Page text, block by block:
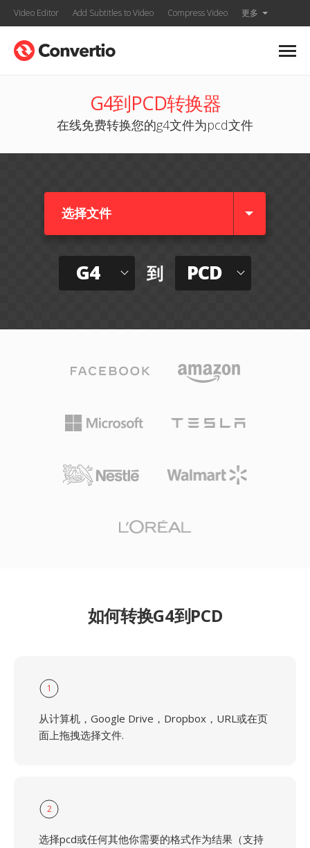
Video Editor Add Subtitles to Video Compress Video 更多
G4到PCD转换器
在线免费转换您的g4文件为pcd文件
选择文件
G4 到 PCD
如何转换G4到PCD
1
从计算机，Google Drive，Dropbox，URL或在页
面上拖拽选择文件.
2
选择pcd或任何其他你需要的格式作为结果（支持